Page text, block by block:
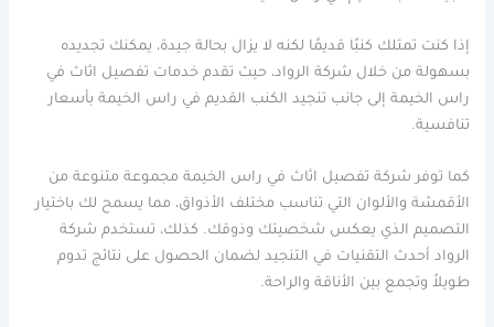
إذا كنت تمتلك كنبًا قديمًا لكنه لا يزال بحالة جيدة، يمكنك تجديده
بسهولة من خلال شركة الرواد، حيث تقدم خدمات تفصيل اثاث في
راس الخيمة إلى جانب تنجيد الكنب القديم في راس الخيمة بأسعار
تنافسية.
كما توفر شركة تفصيل اثاث في راس الخيمة مجموعة متنوعة من
الأقمشة والألوان التي تناسب مختلف الأذواق، مما يسمح لك باختيار
التصميم الذي يعكس شخصيتك وذوقك. كذلك، تستخدم شركة
الرواد أحدث التقنيات في التنجيد لضمان الحصول على نتائج تدوم
طويلاً وتجمع بين الأناقة والراحة.